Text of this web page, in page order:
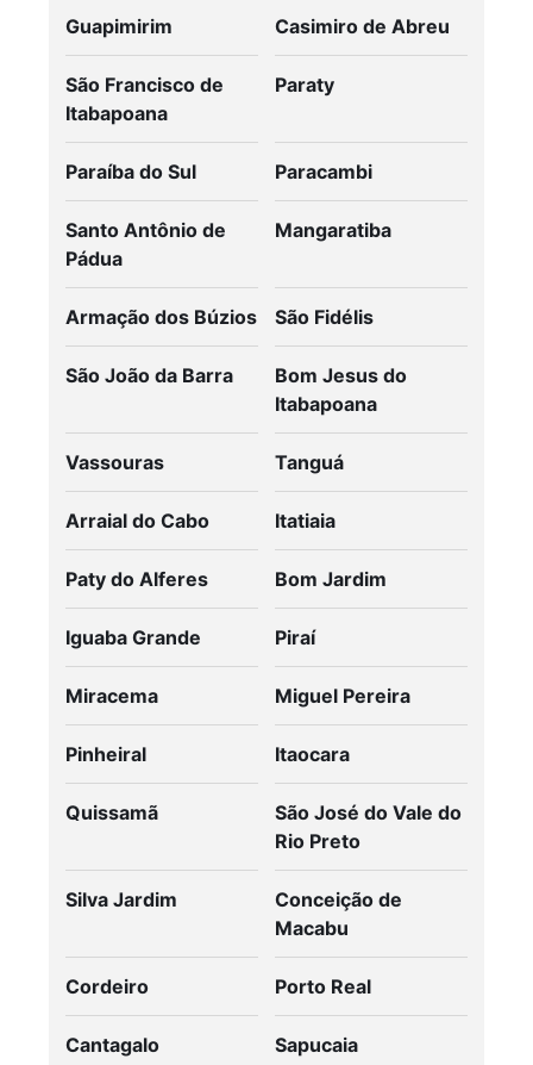
Guapimirim Casimiro de Abreu
São Francisco de
Itabapoana
Paraty
Paraíba do Sul Paracambi
Santo Antônio de
Pádua
Mangaratiba
Armação dos Búzios São Fidélis
São João da Barra
Bom Jesus do
Itabapoana
Vassouras Tanguá
Arraial do Cabo Itatiaia
Paty do Alferes Bom Jardim
Iguaba Grande Piraí
Miracema Miguel Pereira
Pinheiral Itaocara
Quissamã
São José do Vale do
Rio Preto
Silva Jardim
Conceição de
Macabu
Cordeiro Porto Real
Cantagalo Sapucaia